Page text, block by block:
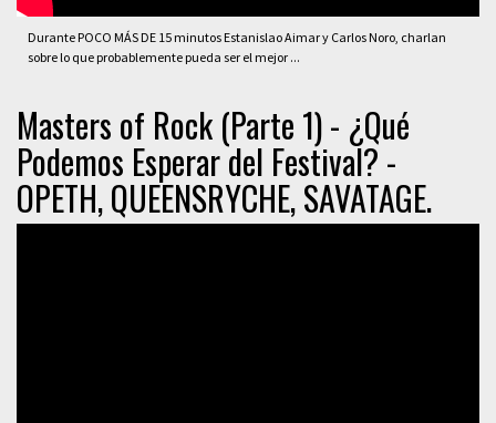
Durante POCO MÁS DE 15 minutos Estanislao Aimar y Carlos Noro, charlan
sobre lo que probablemente pueda ser el mejor ...
Masters of Rock (Parte 1) - ¿Qué
Podemos Esperar del Festival? -
OPETH, QUEENSRYCHE, SAVATAGE.